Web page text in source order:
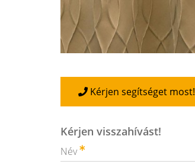
Kérjen segítséget most!
Kérjen visszahívást!
Név